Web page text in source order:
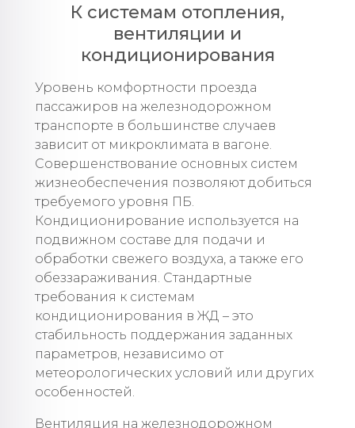
К системам отопления,
вентиляции и
кондиционирования
Уровень комфортности проезда
пассажиров на железнодорожном
транспорте в большинстве случаев
зависит от микроклимата в вагоне.
Совершенствование основных систем
жизнеобеспечения позволяют добиться
требуемого уровня ПБ.
Кондиционирование используется на
подвижном составе для подачи и
обработки свежего воздуха, а также его
обеззараживания. Стандартные
требования к системам
кондиционирования в ЖД – это
стабильность поддержания заданных
параметров, независимо от
метеорологических условий или других
особенностей.
Вентиляция на железнодорожном